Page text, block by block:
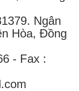
Ngân
Hòa, Đồng
- Fax :